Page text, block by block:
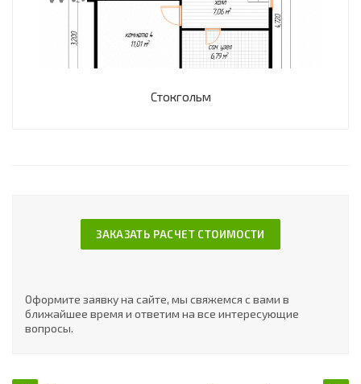
Стокгольм
ЗАКАЗАТЬ РАСЧЕТ СТОИМОСТИ
Оформите заявку на сайте, мы свяжемся с вами в
ближайшее время и ответим на все интересующие
вопросы.